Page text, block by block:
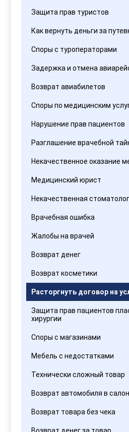
Защита прав туристов
Как вернуть деньги за
Споры с туроператорами
Задержка и отмена
Возврат авиабилетов
Споры по медицинским
Нарушение прав пациентов
Разглашение врачебной
Некачественное оказание
Медицинский юрист
Некачественная
Врачебная ошибка
Жалобы на врачей
Возврат денег
Возврат косметики
Расторгнуть договор на
Защита прав пациентов
хирургии
Споры с магазинами
Мебель с недостатками
Технически сложный товар
Возврат автомобиля в салон
Возврат товара без чека
Возврат денег за товар